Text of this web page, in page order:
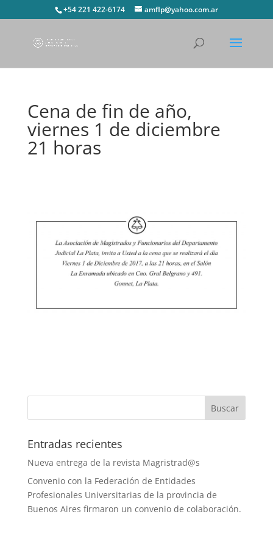
+54 221 422-6174 amflp@yahoo.com.ar
Cena de fin de año,
viernes 1 de diciembre
21 horas
Entradas recientes
Nueva entrega de la revista Magristrad@s
Convenio con la Federación de Entidades
Profesionales Universitarias de la provincia de
Buenos Aires firmaron un convenio de colaboración.